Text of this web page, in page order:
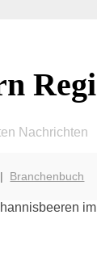
Nachrichten
| Branchenbuch